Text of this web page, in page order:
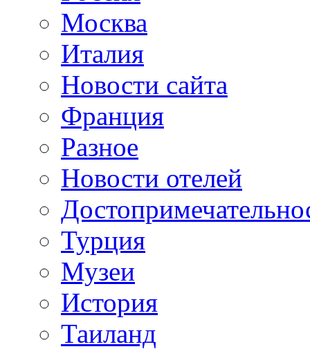
Москва
Италия
Новости сайта
Франция
Разное
Новости отелей
Турция
Музеи
История
Таиланд